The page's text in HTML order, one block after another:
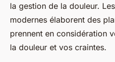
la gestion de la douleur. Les
modernes élaborent des
prennent en considération
la douleur et vos craintes.